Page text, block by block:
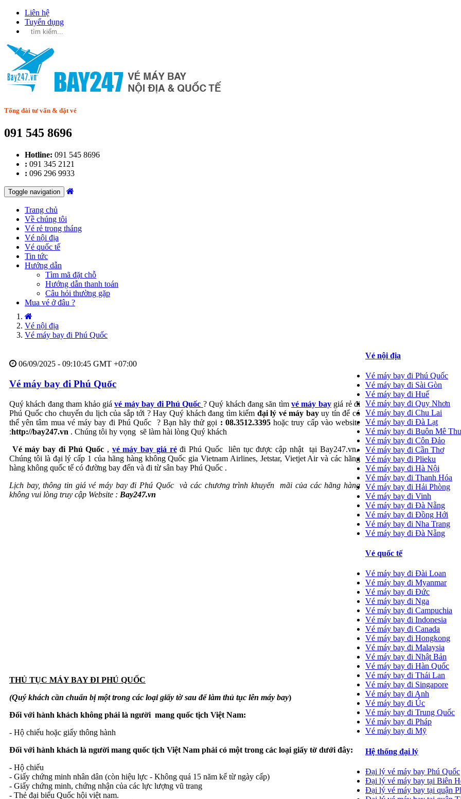
Liên hệ
Tuyển dụng
Tổng đài tư vấn & đặt vé
091 545 8696
Hotline: 091 545 8696
: 091 345 2121
: 096 296 9933
Toggle navigation
Trang chủ
Về chúng tôi
Vé rẻ trong tháng
Vé nội địa
Vé quốc tế
Tin tức
Hướng dẫn
Tìm mã đặt chỗ
Hướng dẫn thanh toán
Câu hỏi thường gặp
Mua vé ở đâu ?
Vé nội địa
Vé máy bay đi Phú Quốc
06/09/2025 - 09:10:45 GMT +07:00
Vé máy bay đi Phú Quốc
Quý khách đang tham khảo giávé máy bay đi Phú Quốc ? Quý khách đang săn tìmvé máy baygiá rẻ đi
Phú Quốc cho chuyến du lịch của sắp tới ? Hay Quý khách đang tìm kiếm đại lý vé máy bayuy tín để có
thể yên tâm mua vé máy bay đi Phú Quốc ? Bạn hãy thử gọi : 08.3512.3395hoặc truy cấp vào website
:http://bay247.vn . Chúng tôi hy vọng sẽ làm hài lòng Quý khách
Vé máy bay đi Phú Quốc , vé máy bay giá rẻđi Phú Quốc liên tục được cập nhật tại Bay247.vn.
Chúng tôi là đại lý cấp 1 của hãng hàng không Quốc gia Vietnam Airlines, Jetstar, Vietjet Air và các hãng
hàng không quốc tế có đường bay đến và đi từ sân bay Phú Quốc .
Lịch bay, thông tin giá vé máy bay đi Phú Quốc
và các chương trình khuyến mãi của các hãng hàng
không vui lòng truy cập Website : Bay247.vn
THỦ TỤC MÁY BAY ĐI PHÚ QUỐC
(Quý khách cần chuẩn bị một trong các loại giấy tờ sau để làm thủ tục lên máy bay)
Đối với hành khách không phải là người mang quốc tịch Việt Nam:
- Hộ chiếu hoặc giấy thông hành
Đối với hành khách là người mang quốc tịch Việt Nam phải có một trong các loại giấy tờ dưới đây:
- Hộ chiếu
- Giấy chứng minh nhân dân (còn hiệu lực - Không quá 15 năm kể từ ngày cấp)
- Giấy chứng minh, chứng nhận của các lực lượng vũ trang
- Thẻ đại biểu Quốc hội việt nam.
Vé nội địa
Vé máy bay đi Phú Quốc
Vé máy bay đi Sài Gòn
Vé máy bay đi Huế
Vé máy bay đi Quy Nhơn
Vé máy bay đi Chu Lai
Vé máy bay đi Đà Lạt
Vé máy bay đi Buôn Mê
Vé máy bay đi Côn Đảo
Vé máy bay đi Cần Thơ
Vé máy bay đi Plieku
Vé máy bay đi Hà Nội
Vé máy bay đi Thanh Hóa
Vé máy bay đi Hải Phòng
Vé máy bay đi Vinh
Vé máy bay đi Đà Nẵng
Vé máy bay đi Đồng Hới
Vé máy bay đi Nha Trang
Vé máy bay đi Đà Nẵng
Vé quốc tế
Vé máy bay đi Đài Loan
Vé máy bay đi Myanmar
Vé máy bay đi Đức
Vé máy bay đi Nga
Vé máy bay đi Campuchia
Vé máy bay đi Indonesia
Vé máy bay đi Canada
Vé máy bay đi Hongkong
Vé máy bay đi Malaysia
Vé máy bay đi Nhật Bản
Vé máy bay đi Hàn Quốc
Vé máy bay đi Thái Lan
Vé máy bay đi Singapore
Vé máy bay đi Anh
Vé máy bay đi Úc
Vé máy bay đi Trung Quốc
Vé máy bay đi Pháp
Vé máy bay đi Mỹ
Hệ thống đại lý
Đại lý vé máy bay Phú Quốc
Đại lý vé máy bay tại Biên
Đại lý vé máy bay tại quận